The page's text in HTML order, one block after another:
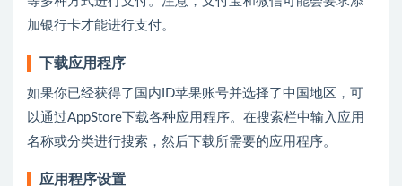
加银行卡才能进行支付。
下载应用程序
如果你已经获得了国内ID苹果账号并选择了中国地区，可
以通过AppStore下载各种应用程序。在搜索栏中输入应用
名称或分类进行搜索，然后下载所需要的应用程序。
应用程序设置